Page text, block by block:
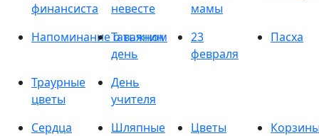
финансиста
невесте
мамы
Напоминание о важном
Татьянин
день
23
февраля
Пасха
Траурные
цветы
День
учителя
Сердца
Шляпные
Цветы